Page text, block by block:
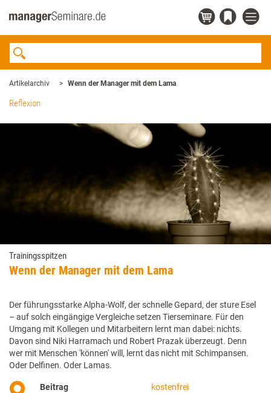
Artikelarchiv Wenn der Manager mit dem Lama
Reflexion
Trainingsspitzen
Wenn der Manager mit dem Lama
Der führungsstarke Alpha-Wolf, der schnelle Gepard, der sture Esel
– auf solch eingängige Vergleiche setzen Tierseminare. Für den
Umgang mit Kollegen und Mitarbeitern lernt man dabei: nichts.
Davon sind Niki Harramach und Robert Prazak überzeugt. Denn
wer mit Menschen 'können' will, lernt das nicht mit Schimpansen.
Oder Delfinen. Oder Lamas.
Beitrag kostenfrei